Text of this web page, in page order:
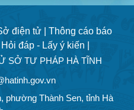
điện tử |
Thông cáo báo
Hỏi đáp - Lấy ý kiến |
SỞ TƯ PHÁP HÀ TĨNH
phường Thành Sen, tỉnh Hà